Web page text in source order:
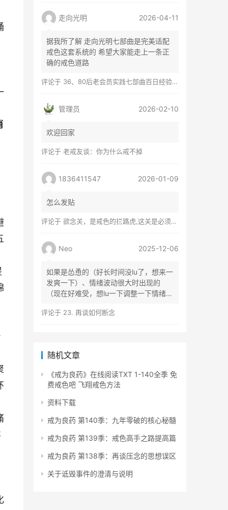
走向光明 2026-04-11
据我所了解 走向光明七部曲是完美适配
戒色这套系统的 希望大家能走上一条正
确的戒色道路
评论于 36、80后老会员实践七部曲百日经验谈兼苦口忠言
管理员 2026-02-10
欢迎回家
评论于 老戒友谈：你为什么戒不掉
1836411547 2026-01-09
怎么发贴
评论于 欲念关，是戒色的拦路虎,这关是必须过的
Neo 2025-12-06
如果是怂恿的（好长时间没lu了，想来一
发爽一下）、情绪波动很大时出现的
（现在好难受，想lu一下调整一下情绪）
评论于 23. 再谈如何断念
随机文章
《戒为良药》在线阅读TXT 1-140全季 免
费戒色吧 飞翔戒色方法
资料下载
戒为良药 第140季：九年零破的核心秘髓
戒为良药 第139季：戒色高手之路提高篇
戒为良药 第138季：再谈压念的思想误区
关于诋毁事件的澄清与说明